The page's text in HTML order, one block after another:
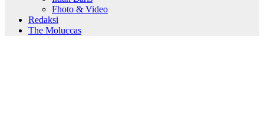
Fhoto & Video
Redaksi
The Moluccas